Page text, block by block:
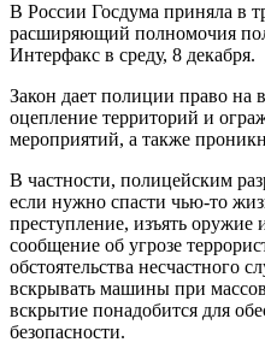
В России Госдума приняла в
расширяющий полномочия
Интерфакс в среду, 8 декабря.
Закон дает полиции право на
оцепление территорий и
мероприятий, а также
В частности, полицейским
если нужно спасти чью-то
преступление, изъять оружие
сообщение об угрозе
обстоятельства несчастного
вскрывать машины при
вскрытие понадобится для
безопасности.